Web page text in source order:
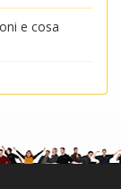
e cosa